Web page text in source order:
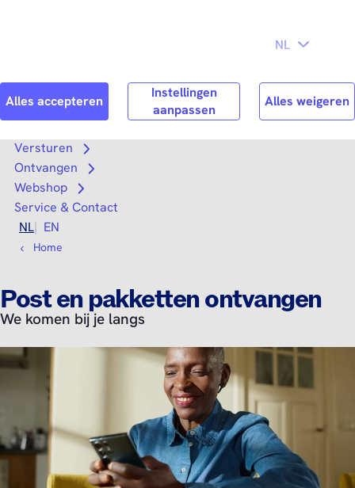
Search Zoek
Versturen
Open submenu
Ontvangen
Open submenu
Webshop
Open submenu
Service & Contact
NL
EN
Home
Post en pakketten ontvangen
We komen bij je langs